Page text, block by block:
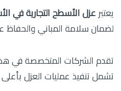
يعتبر عزل الأسطح التجارية في
لضمان سلامة المباني والحفاظ
تقدم الشركات المتخصصة في
تشمل تنفيذ عمليات العزل بأعلى